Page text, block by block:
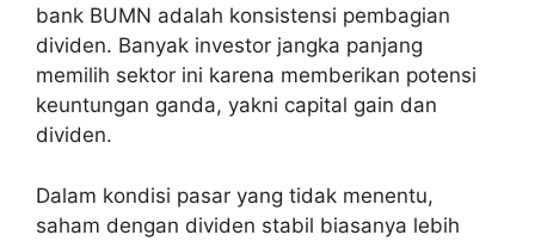
bank BUMN adalah konsistensi pembagian
dividen. Banyak investor jangka panjang
memilih sektor ini karena memberikan potensi
keuntungan ganda, yakni capital gain dan
dividen.
Dalam kondisi pasar yang tidak menentu,
saham dengan dividen stabil biasanya lebih